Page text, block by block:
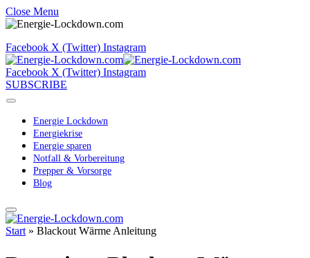
Close Menu
Facebook X (Twitter) Instagram
Facebook X (Twitter) Instagram
SUBSCRIBE
Energie Lockdown
Energiekrise
Energie sparen
Notfall & Vorbereitung
Prepper & Vorsorge
Blog
Start » Blackout Wärme Anleitung